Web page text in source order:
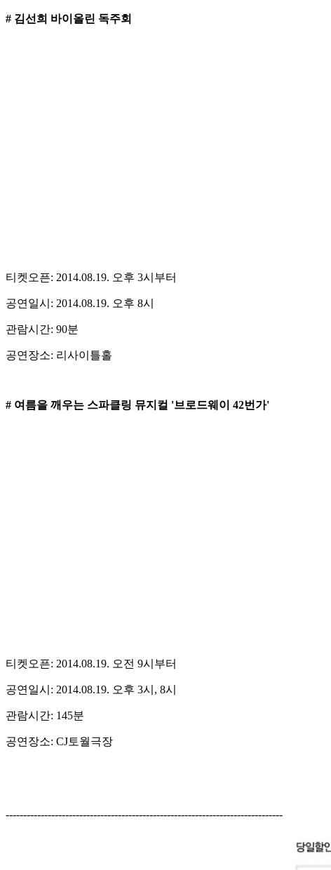
# 김선희 바이올린 독주회
티켓오픈: 2014.08.19. 오후 3시부터
공연일시: 2014.08.19. 오후 8시
관람시간: 90분
공연장소: 리사이틀홀
# 여름을 깨우는 스파클링 뮤지컬 '브로드웨이 42번가'
티켓오픈: 2014.08.19. 오전 9시부터
공연일시: 2014.08.19. 오후 3시, 8시
관람시간: 145분
공연장소: CJ토월극장
-------------------------------------------------------------------------------